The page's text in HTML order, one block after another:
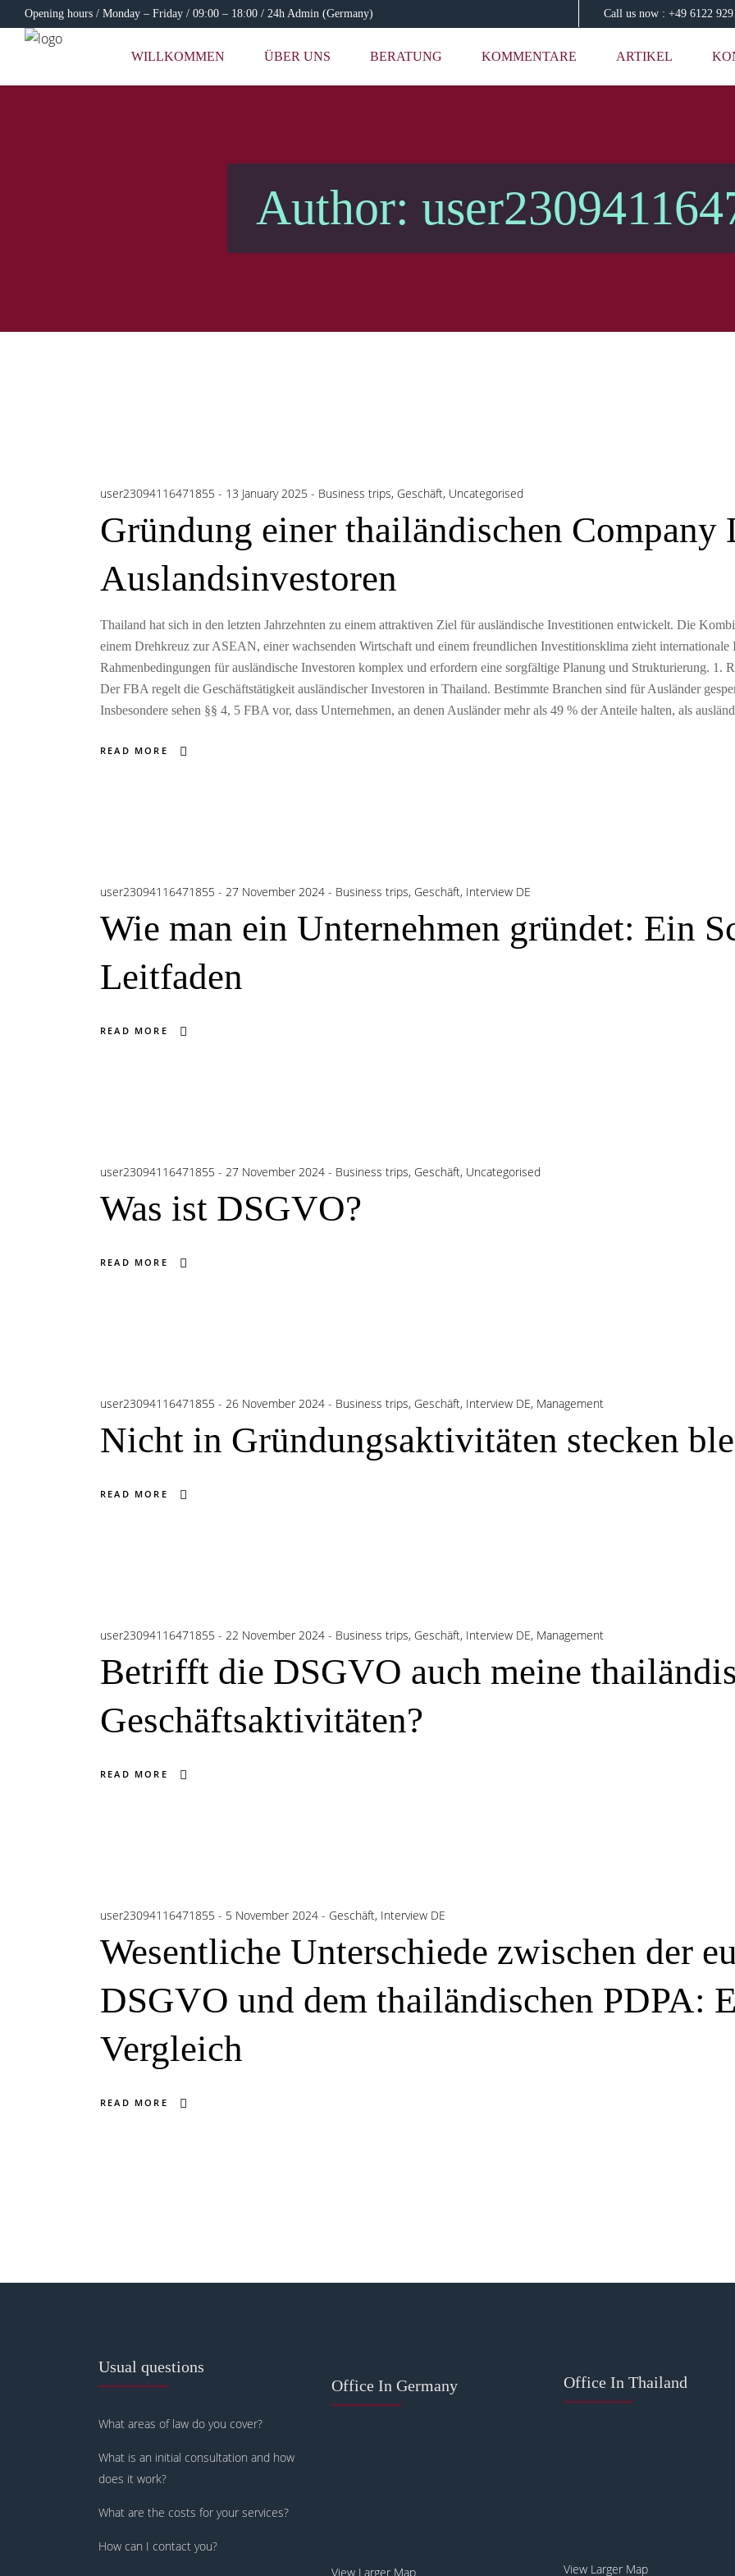
Opening hours / Monday – Friday / 09:00 – 18:00 / 24h Admin (Germany) Call us now : +49 6122
WILLKOMMEN ÜBER UNS BERATUNG KOMMENTARE ARTIKEL
Author:
user23094116471855 13 January 2025 Business trips, Geschäft, Uncategorised
Gründung einer thailändischen
Auslandsinvestoren
Thailand hat sich in den letzten Jahrzehnten zu einem attraktiven Ziel für ausländische Investitionen entwickelt. Die
einem Drehkreuz zur ASEAN, einer wachsenden Wirtschaft und einem freundlichen Investitionsklima zieht internationale
Rahmenbedingungen für ausländische Investoren komplex und erfordern eine sorgfältige Planung und Strukturierung. 1.
Der FBA regelt die Geschäftstätigkeit ausländischer Investoren in Thailand. Bestimmte Branchen sind für Ausländer
Insbesondere sehen §§ 4, 5 FBA vor, dass Unternehmen, an denen Ausländer mehr als 49 % der Anteile halten, als
READ MORE
user23094116471855 27 November 2024 Business trips, Geschäft, Interview DE
Wie man ein Unternehmen gründet: Ein
Leitfaden
READ MORE
user23094116471855 27 November 2024 Business trips, Geschäft, Uncategorised
Was ist DSGVO?
READ MORE
user23094116471855 26 November 2024 Business trips, Geschäft, Interview DE, Management
Nicht in Gründungsaktivitäten stecken
READ MORE
user23094116471855 22 November 2024 Business trips, Geschäft, Interview DE, Management
Betrifft die DSGVO auch meine
Geschäftsaktivitäten?
READ MORE
user23094116471855 5 November 2024 Geschäft, Interview DE
Wesentliche Unterschiede zwischen der
DSGVO und dem thailändischen PDPA:
Vergleich
READ MORE
Usual questions
What areas of law do you cover?
What is an initial consultation and how
does it work?
What are the costs for your services?
How can I contact you?
Office In Germany
View Larger Map
Office In Thailand
View Larger Map